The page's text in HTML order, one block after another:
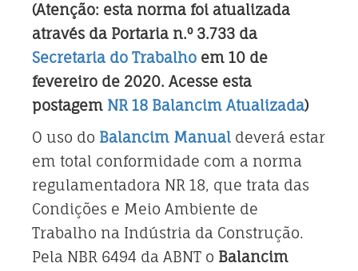
(Atenção: esta norma foi atualizada
através da Portaria n.º 3.733 da
Secretaria do Trabalho em 10 de
fevereiro de 2020. Acesse esta
postagem NR 18 Balancim Atualizada)
O uso do Balancim Manual deverá estar
em total conformidade com a norma
regulamentadora NR 18, que trata das
Condições e Meio Ambiente de
Trabalho na Indústria da Construção.
Pela NBR 6494 da ABNT o Balancim